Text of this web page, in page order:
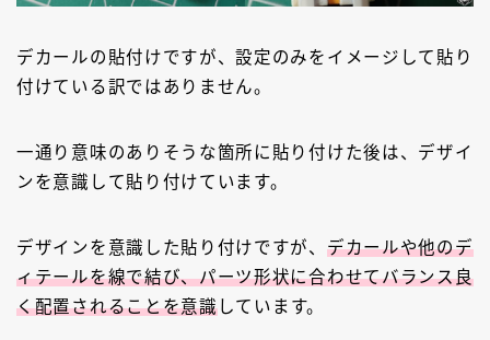
デカールの貼付けですが、設定のみをイメージして貼り
付けている訳ではありません。
一通り意味のありそうな箇所に貼り付けた後は、デザイ
ンを意識して貼り付けています。
デザインを意識した貼り付けですが、 デカールや他のデ
ィテールを線で結び、パーツ形状に合わせてバランス良
く配置されることを意識しています。